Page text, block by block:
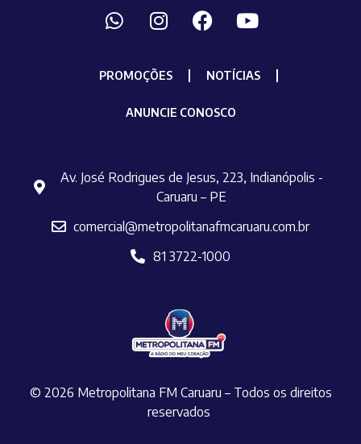
PROMOÇÕES NOTÍCIAS
ANUNCIE CONOSCO
Av. José Rodrigues de Jesus, 223, Indianópolis -
Caruaru – PE
comercial@metropolitanafmcaruaru.com.br
81 3722-1000
© 2026 Metropolitana FM Caruaru – Todos os direitos
reservados